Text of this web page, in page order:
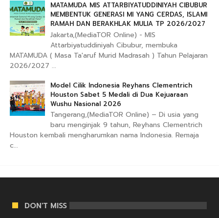
MATAMUDA MIS ATTARBIYATUDDINIYAH CIBUBUR
MEMBENTUK GENERASI MI YANG CERDAS, ISLAMI
RAMAH DAN BERAKHLAK MULIA TP 2026/2027
Jakarta,(MediaTOR Online) - MIS
Attarbiyatuddiniyah Cibubur, membuka
MATAMUDA ( Masa Ta'aruf Murid Madrasah ) Tahun Pelajaran
2026/2027 ...
Model Cilik Indonesia Reyhans Clementrich
Houston Sabet 5 Medali di Dua Kejuaraan
Wushu Nasional 2026
Tangerang,(MediaTOR Online) – Di usia yang
baru menginjak 9 tahun, Reyhans Clementrich
Houston kembali mengharumkan nama Indonesia. Remaja
c...
DON'T MISS